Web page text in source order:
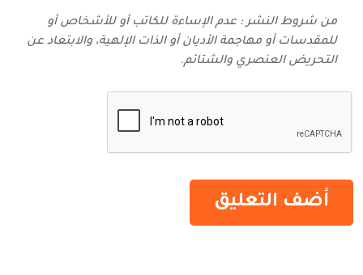
من شروط النشر : عدم الإساءة للكاتب أو للأشخاص أو
للمقدسات أو مهاجمة الأديان أو الذات الإلهية، والابتعاد عن
التحريض العنصري والشتائم‬.